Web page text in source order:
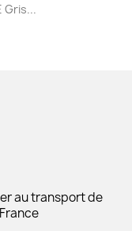
Gris...
au transport de